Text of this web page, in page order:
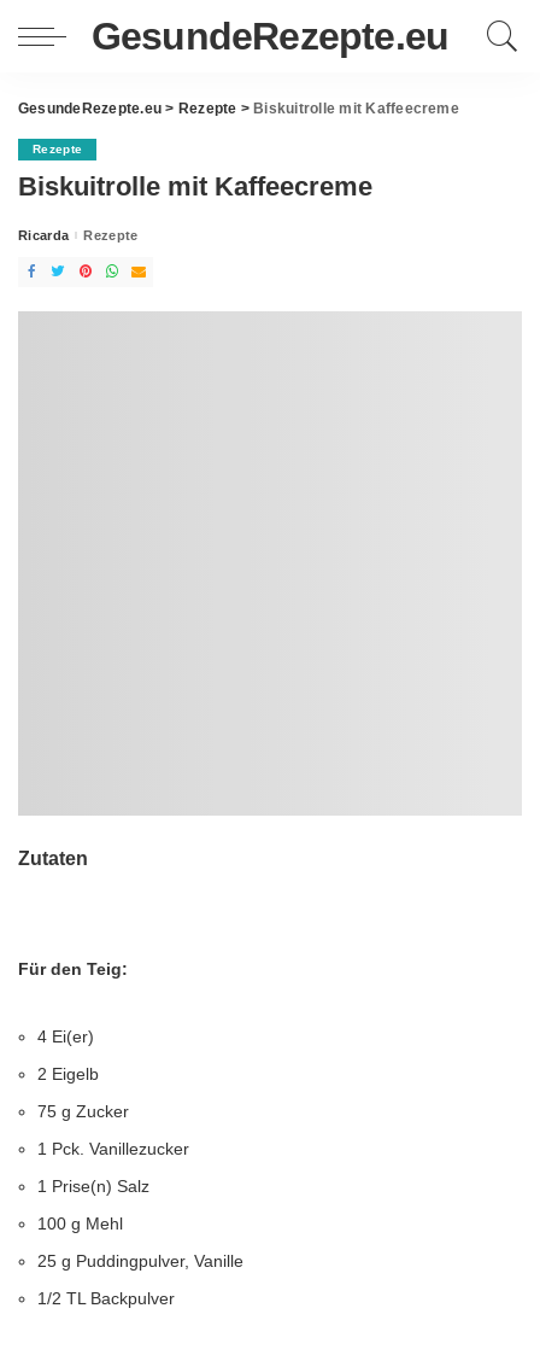
GesundeRezepte.eu
GesundeRezepte.eu > Rezepte > Biskuitrolle mit Kaffeecreme
Rezepte
Biskuitrolle mit Kaffeecreme
Posted
Ricarda Rezepte
Zutaten
Für den Teig:
4 Ei(er)
2 Eigelb
75 g Zucker
1 Pck. Vanillezucker
1 Prise(n) Salz
100 g Mehl
25 g Puddingpulver, Vanille
1/2 TL Backpulver